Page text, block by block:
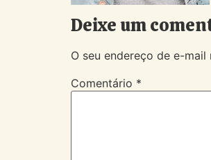
Deixe um
O seu endereço de e-
Comentário *